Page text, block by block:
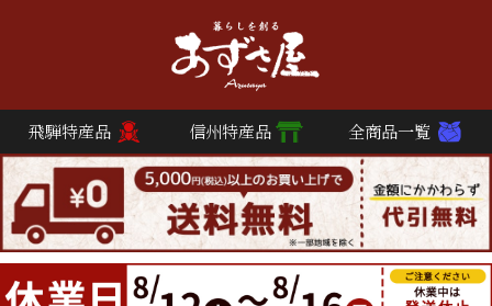
飛騨特産品 信州特産品 全商品一覧